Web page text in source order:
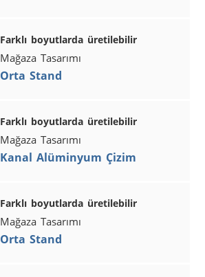
Farklı boyutlarda üretilebilir
Mağaza Tasarımı
Orta Stand
Farklı boyutlarda üretilebilir
Mağaza Tasarımı
Kanal Alüminyum Çizim
Farklı boyutlarda üretilebilir
Mağaza Tasarımı
Orta Stand